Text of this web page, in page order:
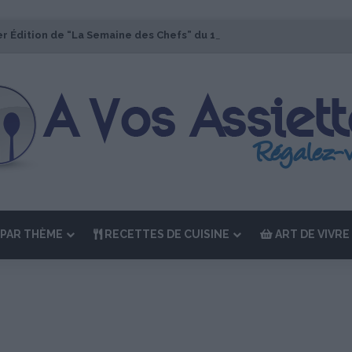
Édition de “La Semaine des Chefs” du 19 au 24 octobre 2026
THÈME RECETTES DE CUISINE ART DE VIVRE